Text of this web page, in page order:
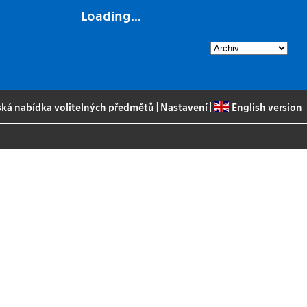
Loading...
nabídka volitelných předmětů Nastavení| English version